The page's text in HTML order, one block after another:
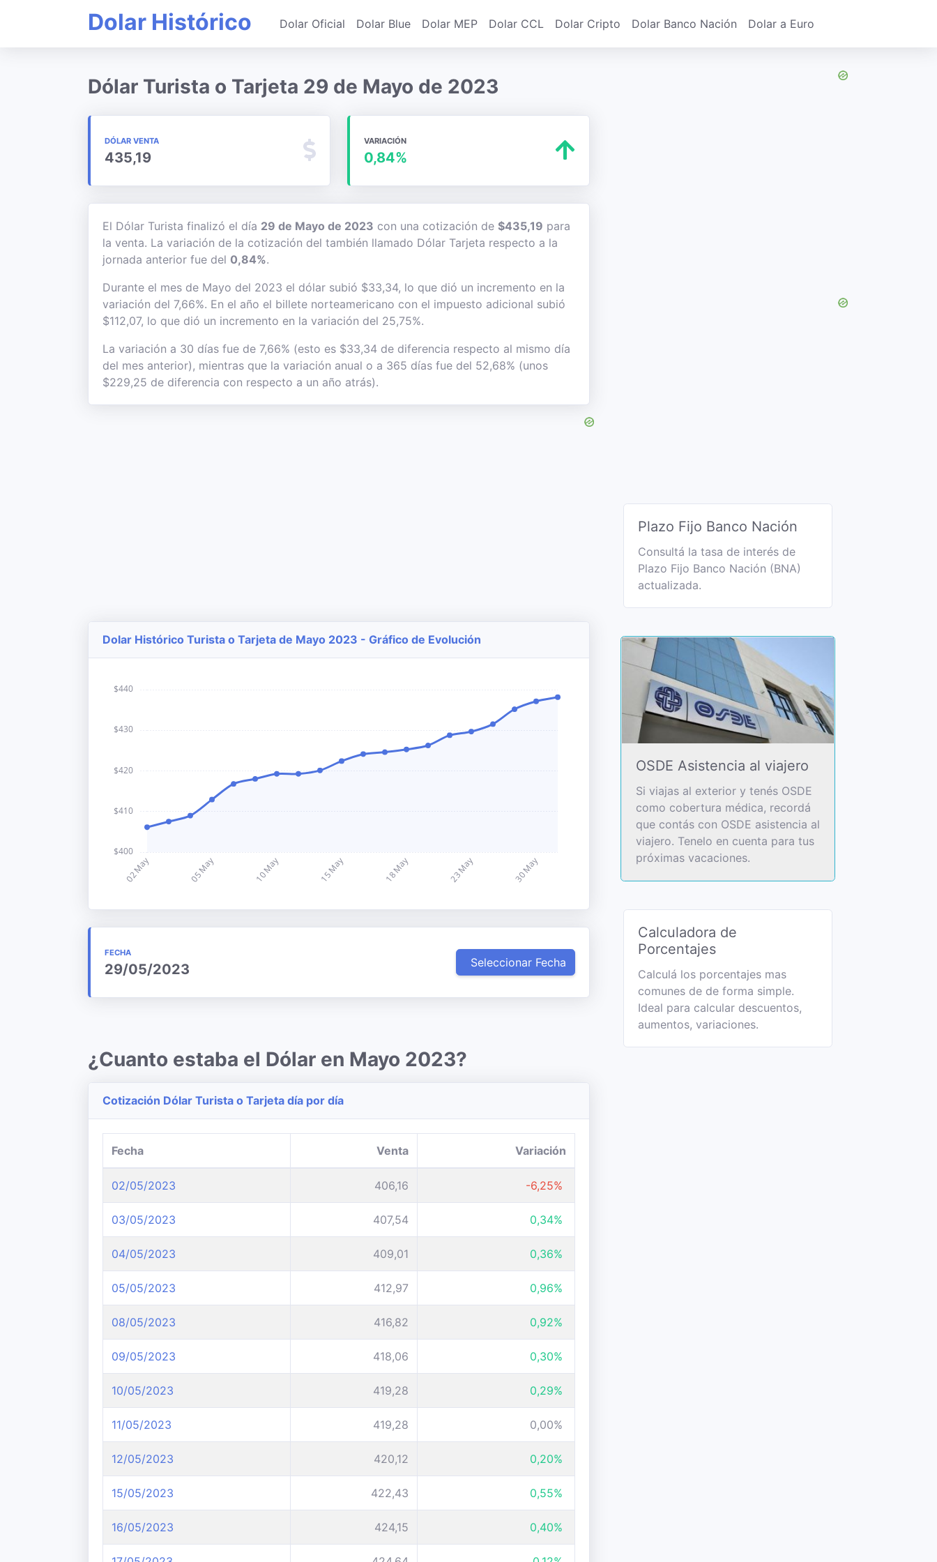
Dolar Histórico Dolar Oficial Dolar Blue Dolar MEP Dolar CCL Dolar Cripto Dolar Banco Nación Dolar a Euro
Dólar Turista o Tarjeta 29 de Mayo de 2023
DÓLAR VENTA
435,19
VARIACIÓN
0,84%
El Dólar Turista finalizó el día 29 de Mayo de 2023 con una cotización de $435,19 para
la venta. La variación de la cotización del también llamado Dólar Tarjeta respecto a la
jornada anterior fue del 0,84%.
Durante el mes de Mayo del 2023 el dólar subió $33,34, lo que dió un incremento en la
variación del 7,66%. En el año el billete norteamericano con el impuesto adicional subió
$112,07, lo que dió un incremento en la variación del 25,75%.
La variación a 30 días fue de 7,66% (esto es $33,34 de diferencia respecto al mismo día
del mes anterior), mientras que la variación anual o a 365 días fue del 52,68% (unos
$229,25 de diferencia con respecto a un año atrás).
Dolar Histórico Turista o Tarjeta de Mayo 2023 - Gráfico de Evolución
FECHA
29/05/2023 Seleccionar Fecha
¿Cuanto estaba el Dólar en Mayo 2023?
Cotización Dólar Turista o Tarjeta día por día
Fecha Venta Variación
02/05/2023 406,16 -6,25%
03/05/2023 407,54 0,34%
04/05/2023 409,01 0,36%
05/05/2023 412,97 0,96%
08/05/2023 416,82 0,92%
09/05/2023 418,06 0,30%
10/05/2023 419,28 0,29%
11/05/2023 419,28 0,00%
12/05/2023 420,12 0,20%
15/05/2023 422,43 0,55%
16/05/2023 424,15 0,40%
Plazo Fijo Banco Nación
Consultá la tasa de interés de
Plazo Fijo Banco Nación (BNA)
actualizada.
OSDE Asistencia al viajero
Si viajas al exterior y tenés OSDE
como cobertura médica, recordá
que contás con OSDE asistencia al
viajero. Tenelo en cuenta para tus
próximas vacaciones.
Calculadora de
Porcentajes
Calculá los porcentajes mas
comunes de de forma simple.
Ideal para calcular descuentos,
aumentos, variaciones.